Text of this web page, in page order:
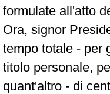
formulate all'atto
Ora, signor
tempo totale - per
titolo personale,
quant'altro - di